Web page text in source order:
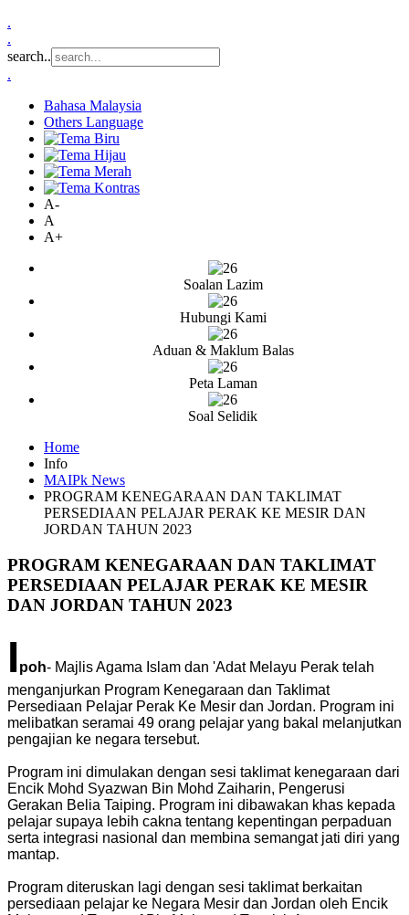
.
.
search..
.
Bahasa Malaysia
Others Language
A-
A
A+
Soalan Lazim
Hubungi Kami
Aduan & Maklum Balas
Peta Laman
Soal Selidik
Home
Info
MAIPk News
PROGRAM KENEGARAAN DAN TAKLIMAT
PERSEDIAAN PELAJAR PERAK KE MESIR DAN
JORDAN TAHUN 2023
PROGRAM KENEGARAAN DAN TAKLIMAT
PERSEDIAAN PELAJAR PERAK KE MESIR
DAN JORDAN TAHUN 2023
Ipoh- Majlis Agama Islam dan 'Adat Melayu Perak telah
menganjurkan Program Kenegaraan dan Taklimat
Persediaan Pelajar Perak Ke Mesir dan Jordan. Program ini
melibatkan seramai 49 orang pelajar yang bakal melanjutkan
pengajian ke negara tersebut.
Program ini dimulakan dengan sesi taklimat kenegaraan dari
Encik Mohd Syazwan Bin Mohd Zaiharin, Pengerusi
Gerakan Belia Taiping. Program ini dibawakan khas kepada
pelajar supaya lebih cakna tentang kepentingan perpaduan
serta integrasi nasional dan membina semangat jati diri yang
mantap.
Program diteruskan lagi dengan sesi taklimat berkaitan
persediaan pelajar ke Negara Mesir dan Jordan oleh Encik